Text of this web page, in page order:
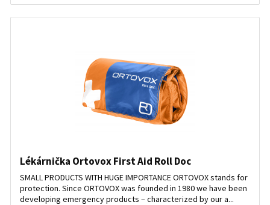
Lékárnička Ortovox First Aid Roll Doc
SMALL PRODUCTS WITH HUGE IMPORTANCE ORTOVOX stands for
protection. Since ORTOVOX was founded in 1980 we have been
developing emergency products – characterized by our a...